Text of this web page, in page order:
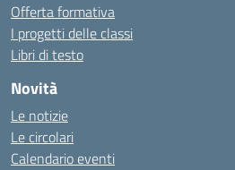
Offerta formativa
I progetti delle classi
Libri di testo
Novità
Le notizie
Le circolari
Calendario eventi